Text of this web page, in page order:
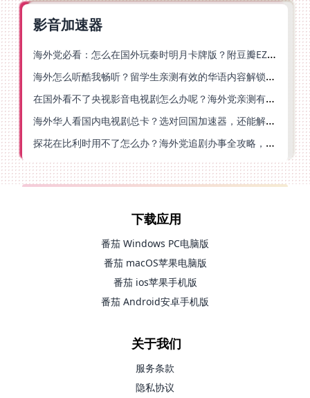
影音加速器
海外党必看：怎么在国外玩秦时明月卡牌版？附豆瓣EZCast地区限制破解法
海外怎么听酷我畅听？留学生亲测有效的华语内容解锁指南
在国外看不了央视影音电视剧怎么办呢？海外党亲测有效的回国加速方案
海外华人看国内电视剧总卡？选对回国加速器，还能解决菲律宾打不开反诈中心的问题
探花在比利时用不了怎么办？海外党追剧办事全攻略，选对加速器就够了
下载应用
番茄 Windows PC电脑版
番茄 macOS苹果电脑版
番茄 ios苹果手机版
番茄 Android安卓手机版
关于我们
服务条款
隐私协议